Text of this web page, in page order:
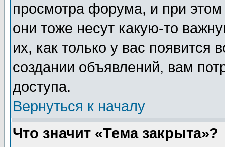
просмотра форума, и при
они тоже несут какую-то
их, как только у вас появится
создании объявлений, вам
доступа.
Вернуться к началу
Что значит «Тема закрыта»?